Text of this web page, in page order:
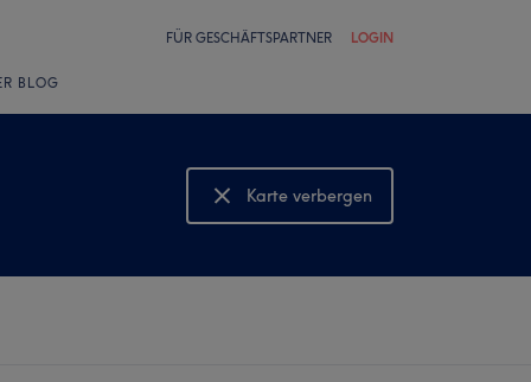
FÜR GESCHÄFTSPARTNER LOGIN
BLOG
Karte verbergen
Karte anzeigen